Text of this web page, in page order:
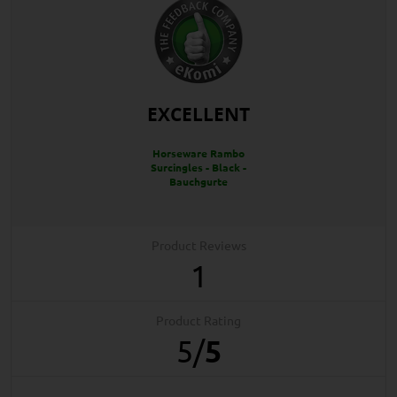
EXCELLENT
Horseware Rambo
Surcingles - Black -
Bauchgurte
1
5/5